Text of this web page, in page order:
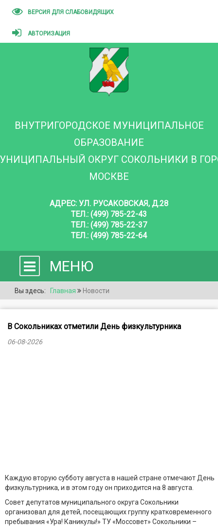
ВЕРСИЯ ДЛЯ СЛАБОВИДЯЩИХ
АВТОРИЗАЦИЯ
ВНУТРИГОРОДСКОЕ МУНИЦИПАЛЬНОЕ
ОБРАЗОВАНИЕ
ОКРУГ СОКОЛЬНИКИ В
МОСКВЕ
АДРЕС: УЛ. РУСАКОВСКАЯ, Д.28
ТЕЛ.: (499) 785-22-43
ТЕЛ.: (499) 785-22-37
ТЕЛ.: (499) 785-22-64
МЕНЮ
Вы здесь: Главная Новости
В Сокольниках отметили День физкультурника
06-08-2026
Каждую вторую субботу августа в нашей стране отмечают День
физкультурника, и в этом году он приходится на 8 августа.
Совет депутатов муниципального округа Сокольники
организовал для детей, посещающих группу кратковременного
пребывания «Ура! Каникулы!» ТУ «Моссовет» Сокольники –